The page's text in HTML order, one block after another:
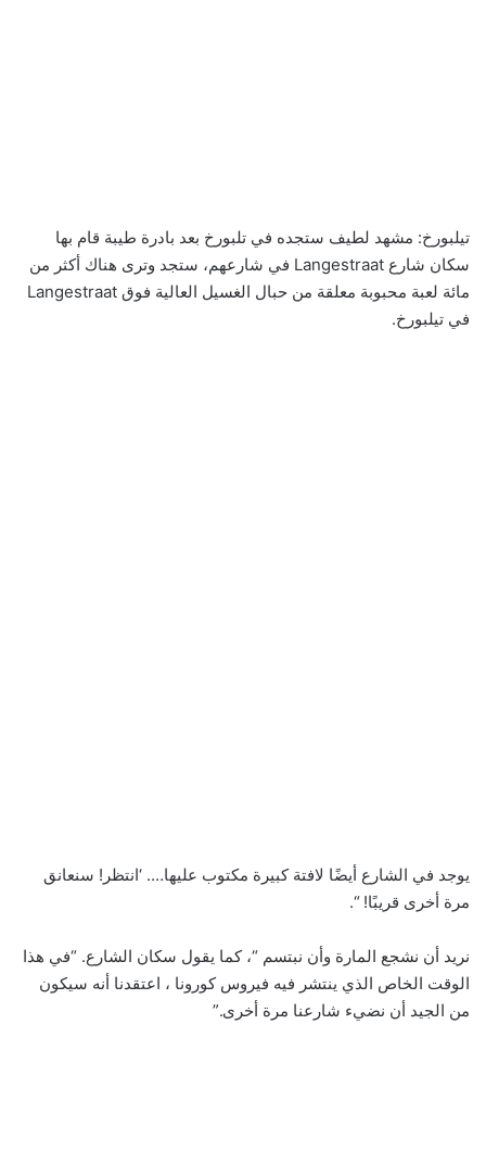
تيلبورخ: مشهد لطيف ستجده في تلبورخ بعد بادرة طيبة قام بها
سكان شارع Langestraat في شارعهم، ستجد وترى هناك أكثر من
مائة لعبة محبوبة معلقة من حبال الغسيل العالية فوق Langestraat
في تيلبورخ.
يوجد في الشارع أيضًا لافتة كبيرة مكتوب عليها…. ‘انتظر! سنعانق
مرة أخرى قريبًا! “.
نريد أن نشجع المارة وأن نبتسم “، كما يقول سكان الشارع. “في هذا
الوقت الخاص الذي ينتشر فيه فيروس كورونا ، اعتقدنا أنه سيكون
من الجيد أن نضيء شارعنا مرة أخرى.”